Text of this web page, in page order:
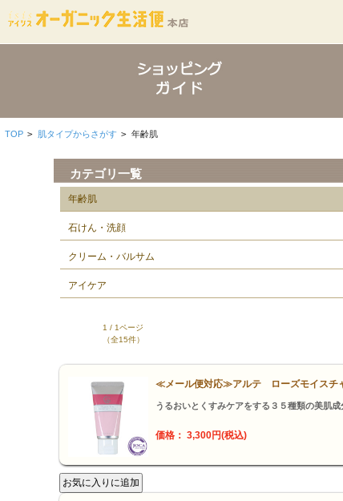
TOP > 肌タイプからさがす > 年齢肌
カテゴリ一覧
年齢肌
石けん・洗顔
クリーム・バルサム
アイケア
1 / 1ページ
（全15件）
≪メール便対応≫アルテ ローズモイス
うるおいとくすみケアをする３５種類の美肌
価格： 3,300円(税込)